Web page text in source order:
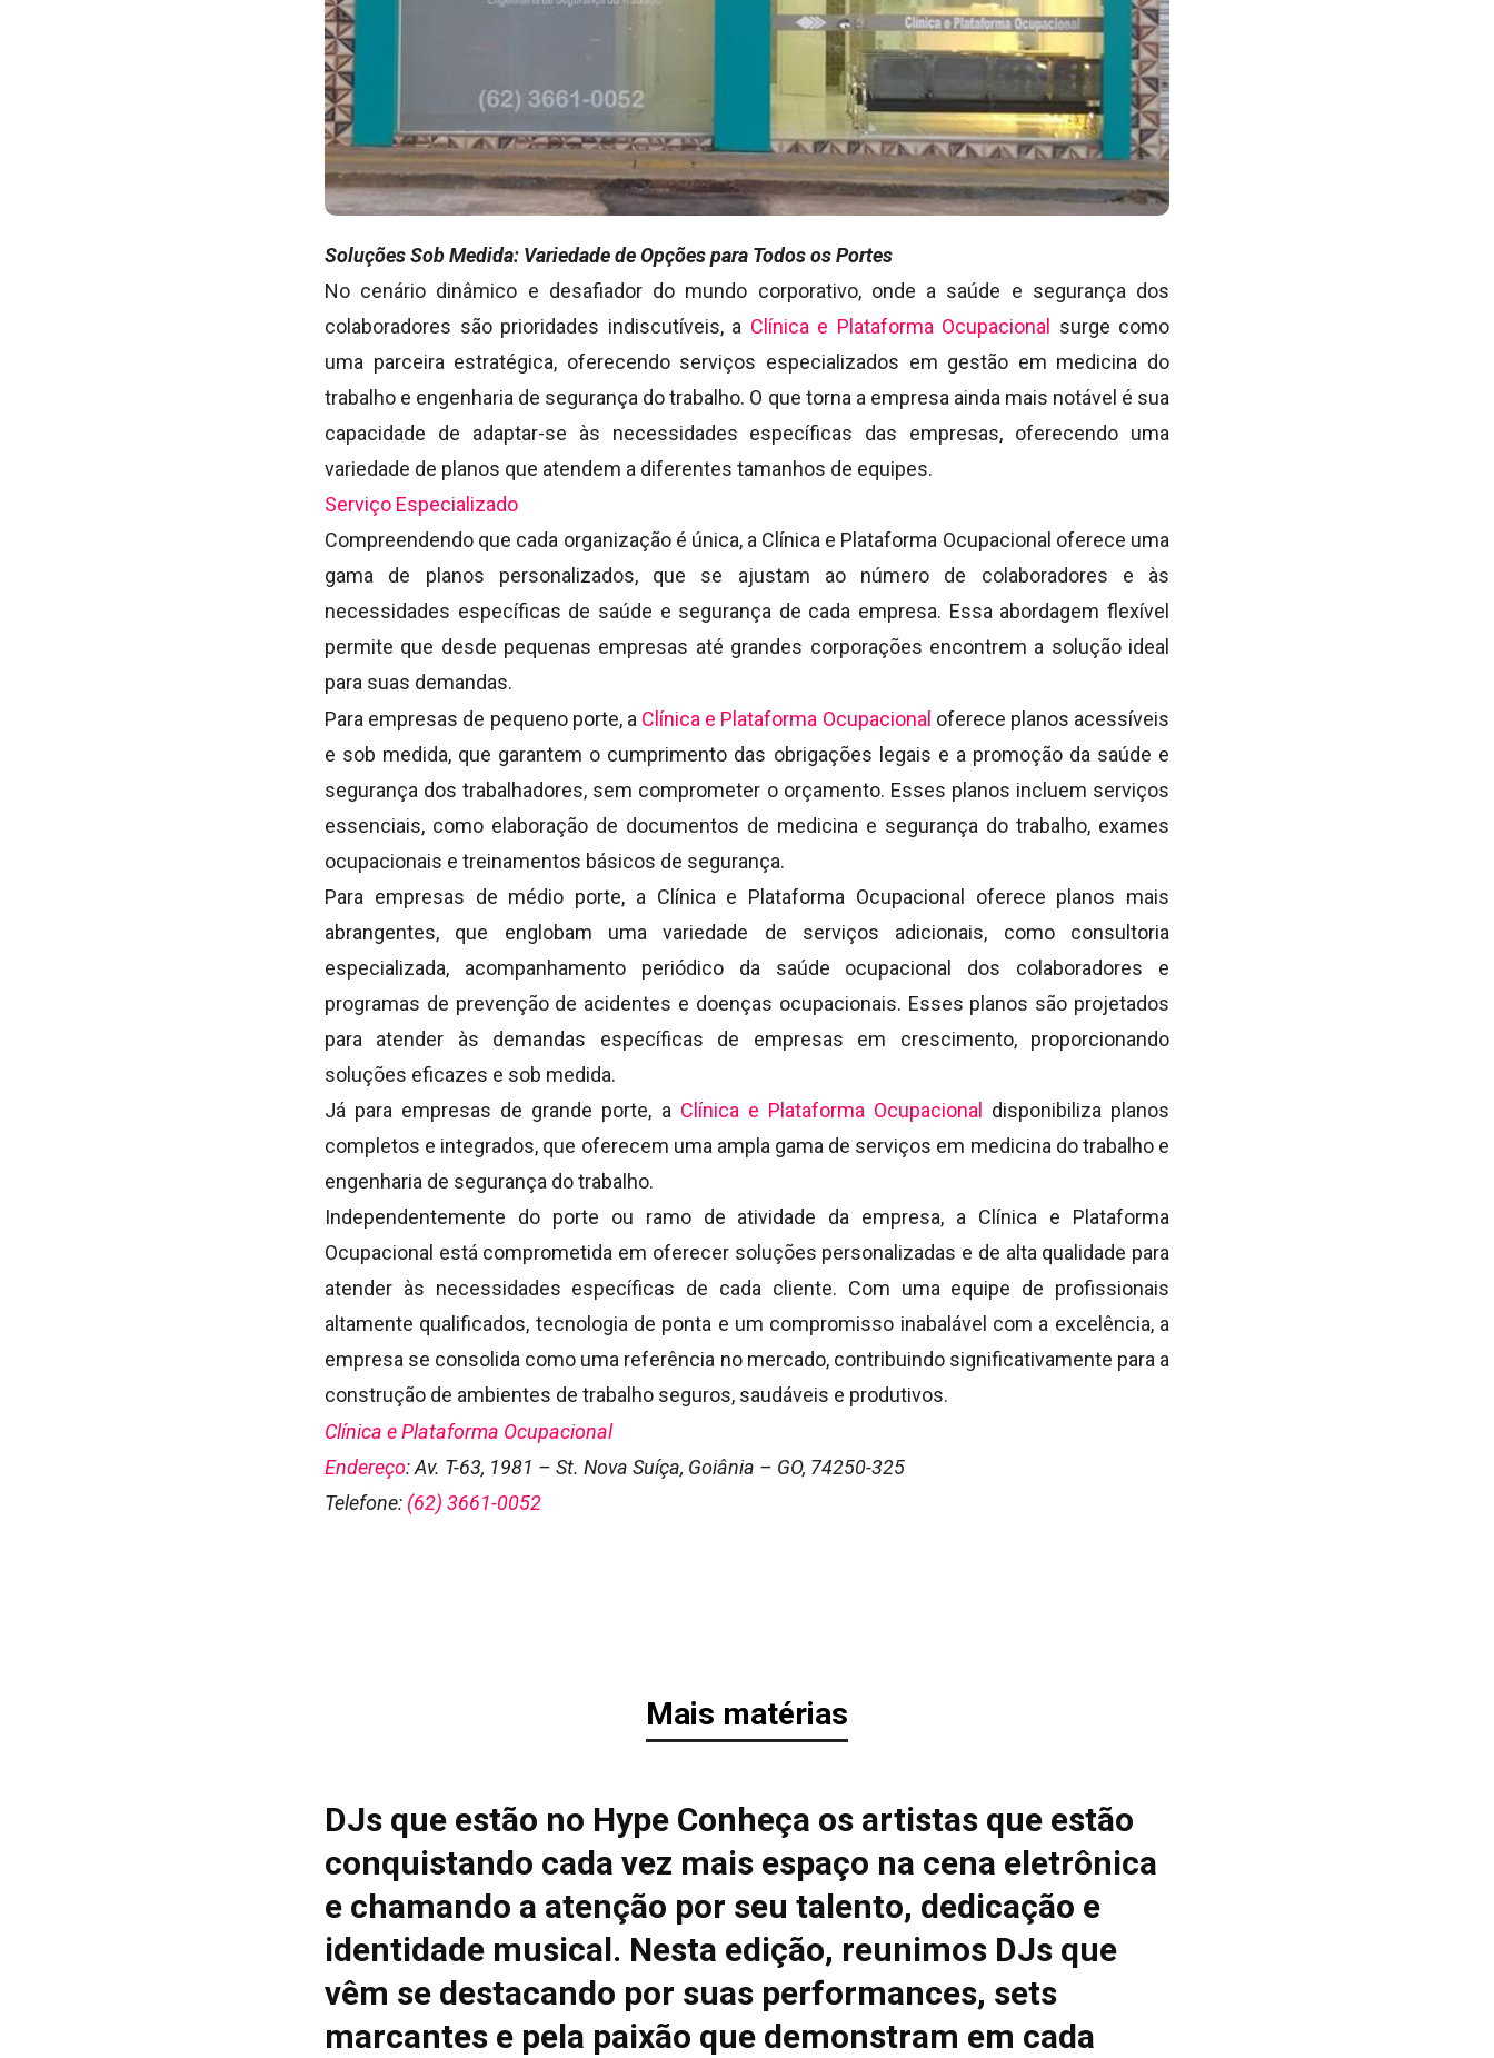
Soluções Sob Medida: Variedade de Opções para Todos os Portes
No cenário dinâmico e desafiador do mundo corporativo, onde a saúde e segurança dos
colaboradores são prioridades indiscutíveis, a Clínica e Plataforma Ocupacional surge como
uma parceira estratégica, oferecendo serviços especializados em gestão em medicina do
trabalho e engenharia de segurança do trabalho. O que torna a empresa ainda mais notável é sua
capacidade de adaptar-se às necessidades específicas das empresas, oferecendo uma
variedade de planos que atendem a diferentes tamanhos de equipes.
Serviço Especializado
Compreendendo que cada organização é única, a Clínica e Plataforma Ocupacional oferece uma
gama de planos personalizados, que se ajustam ao número de colaboradores e às
necessidades específicas de saúde e segurança de cada empresa. Essa abordagem flexível
permite que desde pequenas empresas até grandes corporações encontrem a solução ideal
para suas demandas.
Para empresas de pequeno porte, a Clínica e Plataforma Ocupacional oferece planos acessíveis
e sob medida, que garantem o cumprimento das obrigações legais e a promoção da saúde e
segurança dos trabalhadores, sem comprometer o orçamento. Esses planos incluem serviços
essenciais, como elaboração de documentos de medicina e segurança do trabalho, exames
ocupacionais e treinamentos básicos de segurança.
Para empresas de médio porte, a Clínica e Plataforma Ocupacional oferece planos mais
abrangentes, que englobam uma variedade de serviços adicionais, como consultoria
especializada, acompanhamento periódico da saúde ocupacional dos colaboradores e
programas de prevenção de acidentes e doenças ocupacionais. Esses planos são projetados
para atender às demandas específicas de empresas em crescimento, proporcionando
soluções eficazes e sob medida.
Já para empresas de grande porte, a Clínica e Plataforma Ocupacional disponibiliza planos
completos e integrados, que oferecem uma ampla gama de serviços em medicina do trabalho e
engenharia de segurança do trabalho.
Independentemente do porte ou ramo de atividade da empresa, a Clínica e Plataforma
Ocupacional está comprometida em oferecer soluções personalizadas e de alta qualidade para
atender às necessidades específicas de cada cliente. Com uma equipe de profissionais
altamente qualificados, tecnologia de ponta e um compromisso inabalável com a excelência, a
empresa se consolida como uma referência no mercado, contribuindo significativamente para a
construção de ambientes de trabalho seguros, saudáveis e produtivos.
Clínica e Plataforma Ocupacional
Endereço:Av. T-63, 1981 – St. Nova Suíça, Goiânia – GO, 74250-325
Telefone: (62) 3661-0052
Mais matérias
DJs que estão no Hype Conheça os artistas que estão
conquistando cada vez mais espaço na cena eletrônica
e chamando a atenção por seu talento, dedicação e
identidade musical. Nesta edição, reunimos DJs que
vêm se destacando por suas performances, sets
marcantes e pela paixão que demonstram em cada